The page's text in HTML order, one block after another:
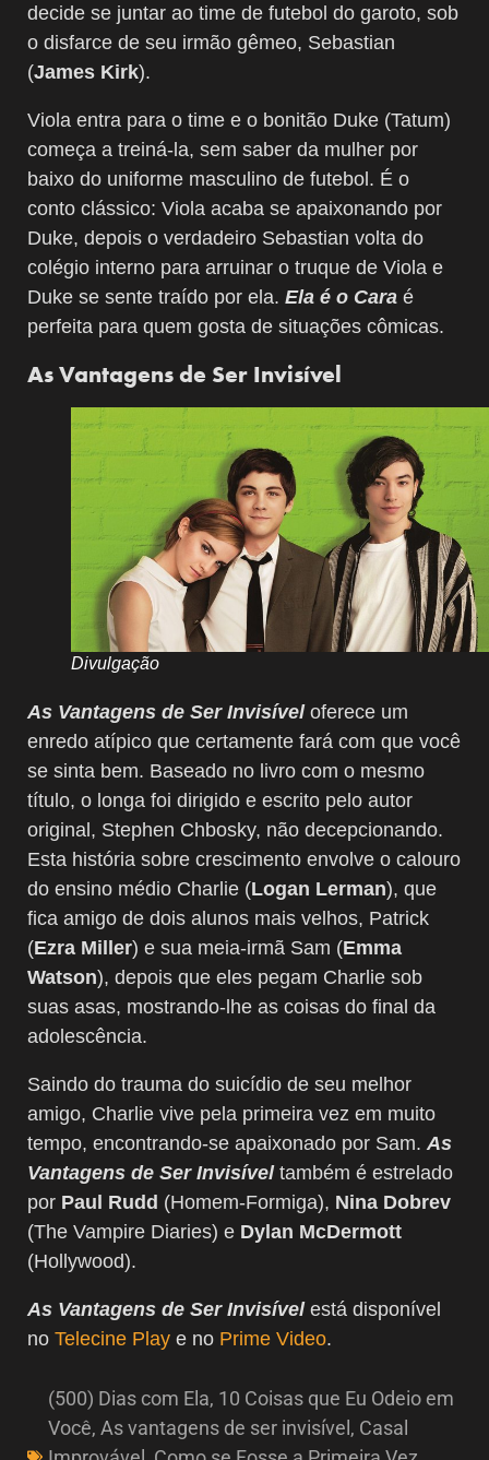
decide se juntar ao time de futebol do garoto, sob
o disfarce de seu irmão gêmeo, Sebastian
(James Kirk).
Viola entra para o time e o bonitão Duke (Tatum)
começa a treiná-la, sem saber da mulher por
baixo do uniforme masculino de futebol. É o
conto clássico: Viola acaba se apaixonando por
Duke, depois o verdadeiro Sebastian volta do
colégio interno para arruinar o truque de Viola e
Duke se sente traído por ela. Ela é o Cara é
perfeita para quem gosta de situações cômicas.
As Vantagens de Ser Invisível
Divulgação
As Vantagens de Ser Invisíveloferece um
enredo atípico que certamente fará com que você
se sinta bem. Baseado no livro com o mesmo
título, o longa foi dirigido e escrito pelo autor
original, Stephen Chbosky, não decepcionando.
Esta história sobre crescimento envolve o calouro
do ensino médio Charlie (Logan Lerman), que
fica amigo de dois alunos mais velhos, Patrick
(Ezra Miller) e sua meia-irmã Sam (Emma
Watson), depois que eles pegam Charlie sob
suas asas, mostrando-lhe as coisas do final da
adolescência.
Saindo do trauma do suicídio de seu melhor
amigo, Charlie vive pela primeira vez em muito
tempo, encontrando-se apaixonado por Sam. As
Vantagens de Ser Invisíveltambém é estrelado
por Paul Rudd (Homem-Formiga), Nina Dobrev
(The Vampire Diaries) e Dylan McDermott
(Hollywood).
As Vantagens de Ser Invisívelestá disponível
no Telecine Play e no Prime Video.
(500) Dias com Ela, 10 Coisas que Eu Odeio em
Você, As vantagens de ser invisível, Casal